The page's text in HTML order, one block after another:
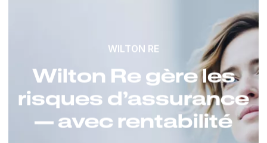
WILTON RE
Wilton Re gère les
risques d’assurance
— avec rentabilité